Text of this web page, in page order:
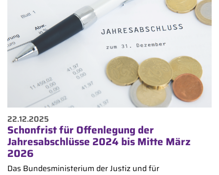
22.12.2025
Schonfrist für Offenlegung der
Jahresabschlüsse 2024 bis Mitte März
2026
Das Bundesministerium der Justiz und für